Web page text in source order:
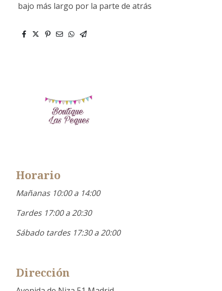
bajo más largo por la parte de atrás
Horario
Mañanas 10:00 a 14:00
Tardes 17:00 a 20:30
Sábado tardes 17:30 a 20:00
Dirección